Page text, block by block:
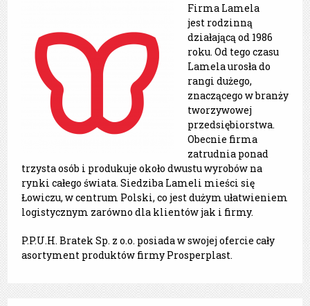
Firma Lamela
jest rodzinną
działającą od 1986
roku. Od tego czasu
Lamela urosła do
rangi dużego,
znaczącego w branży
tworzywowej
przedsiębiorstwa.
Obecnie firma
zatrudnia ponad
trzysta osób i produkuje około dwustu wyrobów na
rynki całego świata. Siedziba Lameli mieści się
Łowiczu, w centrum Polski, co jest dużym ułatwieniem
logistycznym zarówno dla klientów jak i firmy.
P.P.U.H. Bratek Sp. z o.o. posiada w swojej ofercie cały
asortyment produktów firmy Prosperplast.